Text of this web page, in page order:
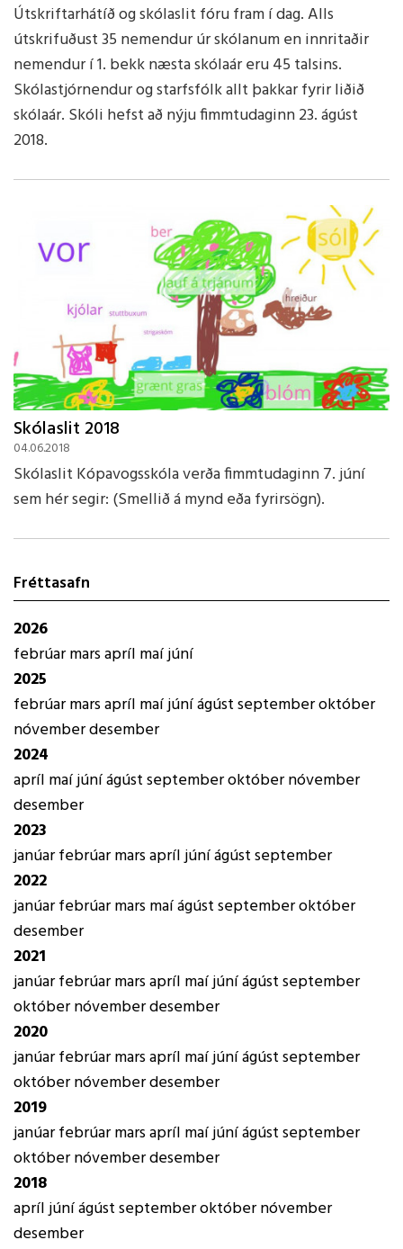
Útskriftarhátíð og skólaslit fóru fram í dag. Alls
útskrifuðust 35 nemendur úr skólanum en innritaðir
nemendur í 1. bekk næsta skólaár eru 45 talsins.
Skólastjórnendur og starfsfólk allt þakkar fyrir liðið
skólaár. Skóli hefst að nýju fimmtudaginn 23. ágúst
2018.
Skólaslit 2018
04.06.2018
Skólaslit Kópavogsskóla verða fimmtudaginn 7. júní
sem hér segir: (Smellið á mynd eða fyrirsögn).
Fréttasafn
2026
febrúarmarsapríl maíjúní
2025
febrúarmarsapríl maíjúníágústseptemberoktóber
nóvemberdesember
2024
apríl maíjúníágústseptemberoktóbernóvember
desember
2023
janúarfebrúarmarsapríljúníágústseptember
2022
janúarfebrúarmarsmaíágústseptemberoktóber
desember
2021
janúarfebrúarmarsapríl maíjúníágústseptember
októbernóvemberdesember
2020
janúarfebrúarmarsapríl maíjúníágústseptember
októbernóvemberdesember
2019
janúarfebrúarmarsapríl maíjúníágústseptember
októbernóvemberdesember
2018
apríljúníágústseptemberoktóbernóvember
desember